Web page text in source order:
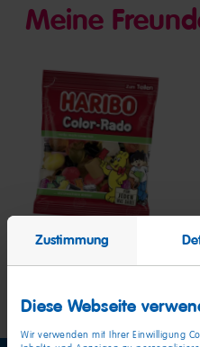
Zustimmung
Diese Webseite
Wir verwenden mit Ihrer Einwilligung
Meine
Color-
Rado